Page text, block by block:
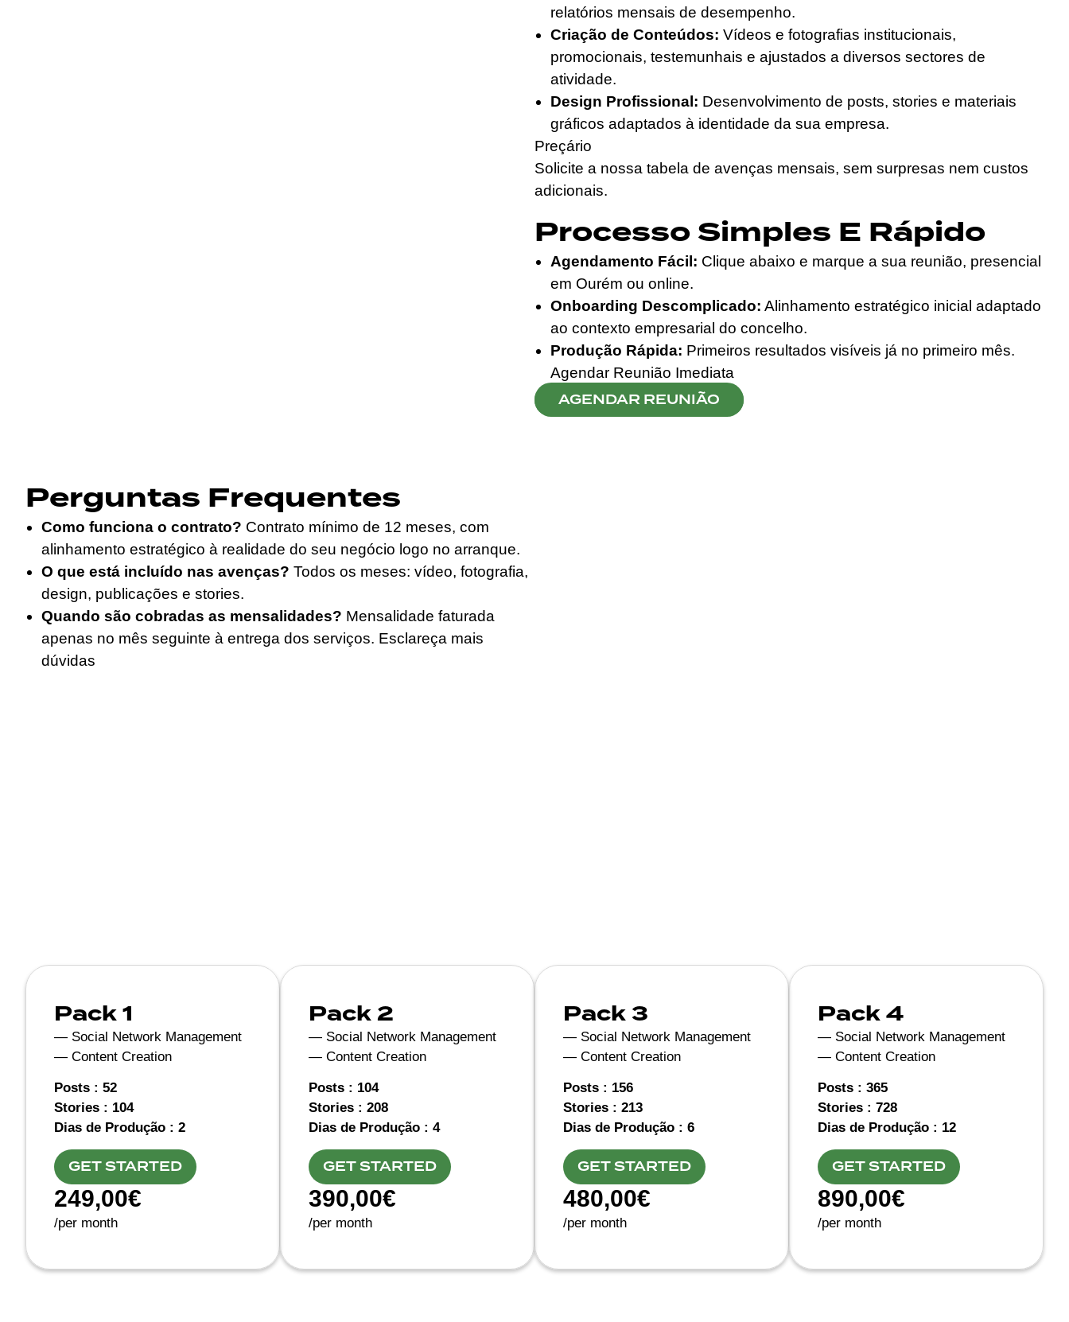
relatórios mensais de desempenho.
Criação de Conteúdos: Vídeos e fotografias institucionais,
promocionais, testemunhais e ajustados a diversos sectores de
atividade.
Design Profissional: Desenvolvimento de posts, stories e materiais
gráficos adaptados à identidade da sua empresa.
Preçário
Solicite a nossa tabela de avenças mensais, sem surpresas nem custos
adicionais.
Processo Simples E Rápido
Agendamento Fácil: Clique abaixo e marque a sua reunião, presencial
em Ourém ou online.
Onboarding Descomplicado: Alinhamento estratégico inicial adaptado
ao contexto empresarial do concelho.
Produção Rápida: Primeiros resultados visíveis já no primeiro mês.
Agendar Reunião Imediata
AGENDAR REUNIÃO
Perguntas Frequentes
Como funciona o contrato? Contrato mínimo de 12 meses, com
alinhamento estratégico à realidade do seu negócio logo no arranque.
O que está incluído nas avenças? Todos os meses: vídeo, fotografia,
design, publicações e stories.
Quando são cobradas as mensalidades? Mensalidade faturada
apenas no mês seguinte à entrega dos serviços. Esclareça mais
dúvidas
Pack 1
— Social Network Management
— Content Creation
Posts : 52
Stories : 104
Dias de Produção : 2
GET STARTED
249,00€
/per month
Pack 2
— Social Network Management
— Content Creation
Posts : 104
Stories : 208
Dias de Produção : 4
GET STARTED
390,00€
/per month
Pack 3
— Social Network Management
— Content Creation
Posts : 156
Stories : 213
Dias de Produção : 6
GET STARTED
480,00€
/per month
Pack 4
— Social Network Management
— Content Creation
Posts : 365
Stories : 728
Dias de Produção : 12
GET STARTED
890,00€
/per month